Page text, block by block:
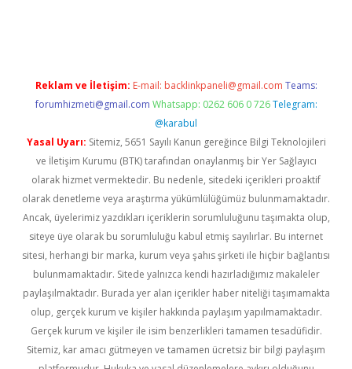
Reklam ve İletişim: E-mail: backlinkpaneli@gmail.com Teams:
forumhizmeti@gmail.com Whatsapp: 0262 606 0 726 Telegram:
@karabul
Yasal Uyarı: Sitemiz, 5651 Sayılı Kanun gereğince Bilgi Teknolojileri
ve İletişim Kurumu (BTK) tarafından onaylanmış bir Yer Sağlayıcı
olarak hizmet vermektedir. Bu nedenle, sitedeki içerikleri proaktif
olarak denetleme veya araştırma yükümlülüğümüz bulunmamaktadır.
Ancak, üyelerimiz yazdıkları içeriklerin sorumluluğunu taşımakta olup,
siteye üye olarak bu sorumluluğu kabul etmiş sayılırlar. Bu internet
sitesi, herhangi bir marka, kurum veya şahıs şirketi ile hiçbir bağlantısı
bulunmamaktadır. Sitede yalnızca kendi hazırladığımız makaleler
paylaşılmaktadır. Burada yer alan içerikler haber niteliği taşımamakta
olup, gerçek kurum ve kişiler hakkında paylaşım yapılmamaktadır.
Gerçek kurum ve kişiler ile isim benzerlikleri tamamen tesadüfidir.
Sitemiz, kar amacı gütmeyen ve tamamen ücretsiz bir bilgi paylaşım